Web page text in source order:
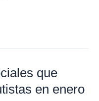
que
en enero